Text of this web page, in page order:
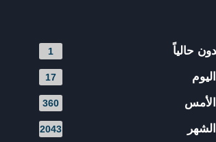
حالياً 1
17
360
2043